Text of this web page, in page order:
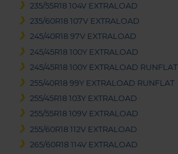
235/55R18 104V EXTRALOAD
235/60R18 107V EXTRALOAD
245/40R18 97V EXTRALOAD
245/45R18 100Y EXTRALOAD
245/45R18 100Y EXTRALOAD RUNFLAT
255/40R18 99Y EXTRALOAD RUNFLAT
255/45R18 103Y EXTRALOAD
255/55R18 109V EXTRALOAD
255/60R18 112V EXTRALOAD
265/60R18 114V EXTRALOAD